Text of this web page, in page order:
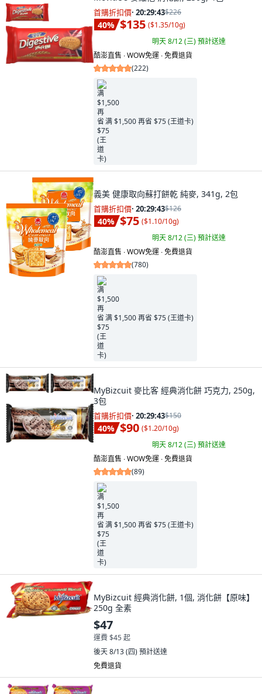
首購折扣價· 20:29:41$226
40% $135 ($1.35/10g)
明天 8/12 (三)預計送達
酷澎直售 ∙ WOW免運 ∙ 免費退貨
(222)
满 $1,500 再省 $75 (王道卡)
義美 健康取向蘇打餅乾 純麥, 341g, 2包
首購折扣價· 20:29:41$126
40% $75 ($1.10/10g)
明天 8/12 (三)預計送達
酷澎直售 ∙ WOW免運 ∙ 免費退貨
(780)
满 $1,500 再省 $75 (王道卡)
MyBizcuit 麥比客 經典消化餅 巧克力, 250g,
3包
首購折扣價· 20:29:41$150
40% $90 ($1.20/10g)
明天 8/12 (三)預計送達
酷澎直售 ∙ WOW免運 ∙ 免費退貨
(89)
满 $1,500 再省 $75 (王道卡)
MyBizcuit 經典消化餅, 1個, 消化餅【原味】
250g 全素
$47
運費 $45 起
後天 8/13 (四) 預計送達
免費退貨